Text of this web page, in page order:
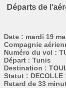
Départs de
Date : mardi 19
Compagnie
Numéro du vol :
Départ : Tunis
Destination :
Statut : DECOLLE
Retard de 33